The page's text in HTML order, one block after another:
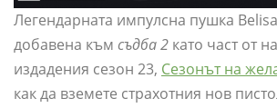
Легендарната импулсна пушка
добавена към съдба 2 като част от
издадения сезон 23, Сезонът на
как да вземете страхотния нов